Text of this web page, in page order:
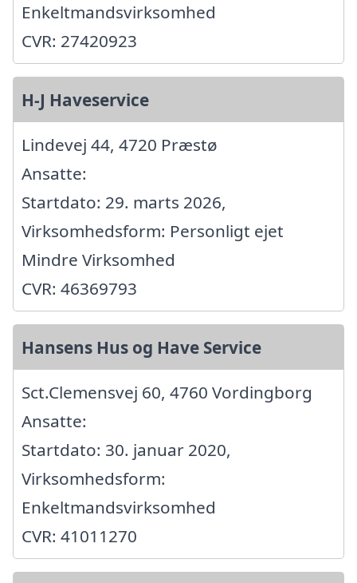
Enkeltmandsvirksomhed
CVR: 27420923
H-J Haveservice
Lindevej 44, 4720 Præstø
Ansatte:
Startdato: 29. marts 2026,
Virksomhedsform: Personligt ejet
Mindre Virksomhed
CVR: 46369793
Hansens Hus og Have Service
Sct.Clemensvej 60, 4760 Vordingborg
Ansatte:
Startdato: 30. januar 2020,
Virksomhedsform:
Enkeltmandsvirksomhed
CVR: 41011270